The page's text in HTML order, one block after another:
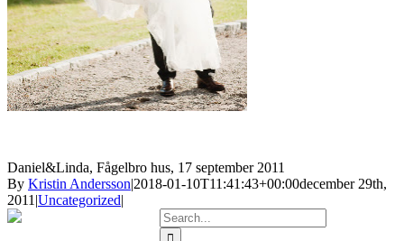
Daniel&Linda, Fågelbro hus, 17 september 2011
By Kristin Andersson|2018-01-10T11:41:43+00:00december 29th,
2011|Uncategorized|
Search
for: